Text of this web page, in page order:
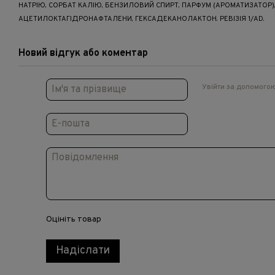
НАТРІЮ, СОРБАТ КАЛІЮ, БЕНЗИЛОВИЙ СПИРТ, ПАРФУМ (АРОМАТИЗАТОР),
АЦЕТИЛОКТАГІДРОНАФТАЛЕНИ, ГЕКСАДЕКАНОЛАКТОН. РЕВІЗІЯ 1/AD.
Новий відгук або коментар
Увійти за
Оцініть товар
Надіслати